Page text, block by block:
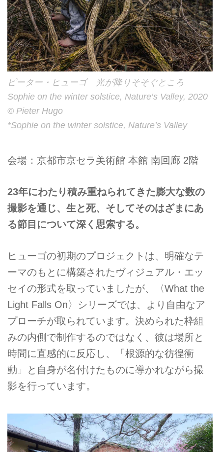
ピーター・ヒューゴ 光が降りそそぐところ
Sophie on the winter solstice, Nature’s Valley, 2020
© Pieter Hugo
*Sophie on the winter solstice, Nature’s Valley
会場：京都市京セラ美術館 本館 南回廊 2階
23年にわたり積み重ねられてきた膨大な数の
撮影を通じ、生と死、そしてそのはざまにあ
る節目について深く思索する。
ヒューゴの初期のプロジェクトは、明確なテ
ーマのもとに構築されたヴィジュアル・エッ
セイの形式を取っていましたが、〈What the
Light Falls On〉シリーズでは、より自由なア
プローチが取られています。決められた枠組
みの内側で制作するのではなく、彼は場所と
時間に直感的に反応し、「根源的な彷徨衝
動」と自身が名付けたものに導かれながら撮
影を行っています。